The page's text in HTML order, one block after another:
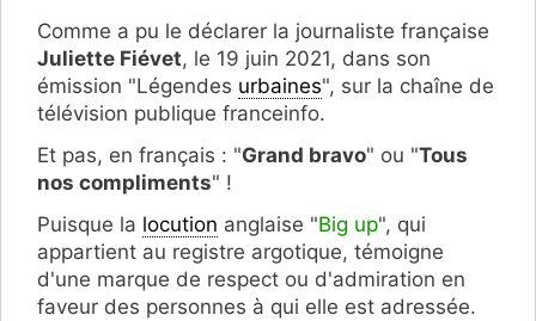
Comme a pu le déclarer la journaliste française
Juliette Fiévet, le 19 juin 2021, dans son
émission "Légendes urbaines", sur la chaîne de
télévision publique franceinfo.
Et pas, en français : "Grand bravo" ou "Tous
nos compliments" !
Puisque la locution anglaise "Big up", qui
appartient au registre argotique, témoigne
d'une marque de respect ou d'admiration en
faveur des personnes à qui elle est adressée.